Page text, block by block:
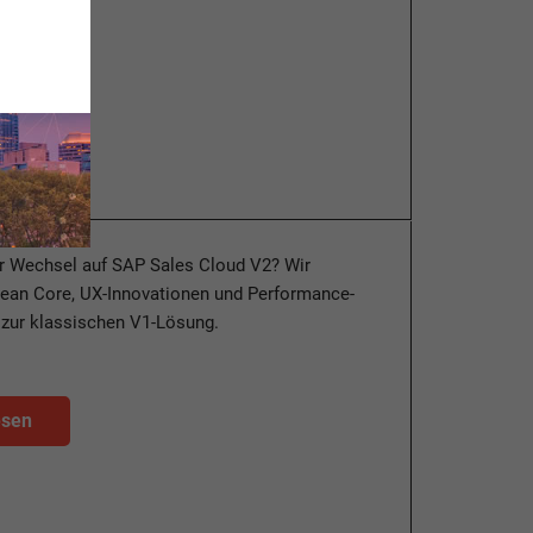
Wechsel auf SAP Sales Cloud V2? Wir
Core, UX-Innovationen und Performance-
klassischen V1-Lösung.